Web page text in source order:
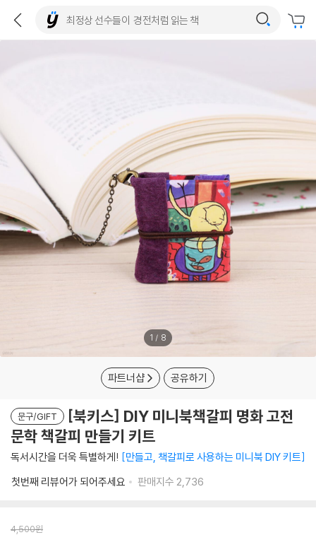
1 / 8
파트너샵 공유하기
문구/GIFT
[북키스] DIY 미니북책갈피 명화 고전
문학 책갈피 만들기 키트
독서시간을 더욱 특별하게!
만들고, 책갈피로 사용하는 미니북 DIY 키트
첫번째 리뷰어가 되어주세요
판매지수 2,736
4,500원